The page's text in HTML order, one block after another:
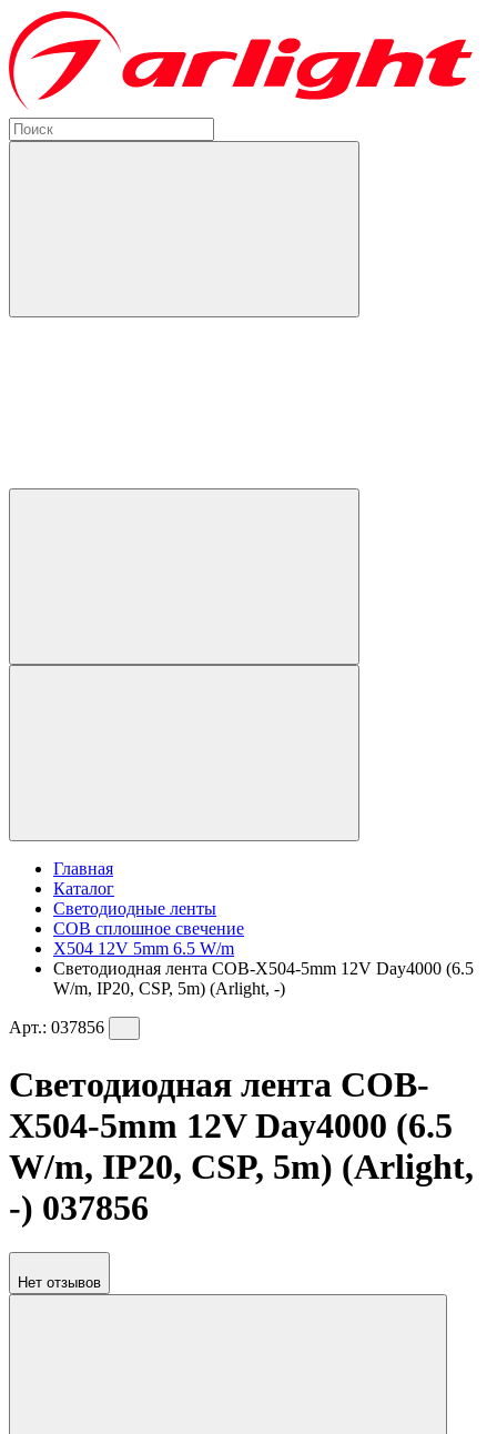
Главная
Каталог
Светодиодные ленты
COB сплошное свечение
X504 12V 5mm 6.5 W/m
Светодиодная лента COB-X504-5mm 12V Day4000 (6.5
W/m, IP20, CSP, 5m) (Arlight, -)
Арт.: 037856
Светодиодная лента COB-
X504-5mm 12V Day4000 (6.5
W/m, IP20, CSP, 5m) (Arlight,
-) 037856
Нет отзывов